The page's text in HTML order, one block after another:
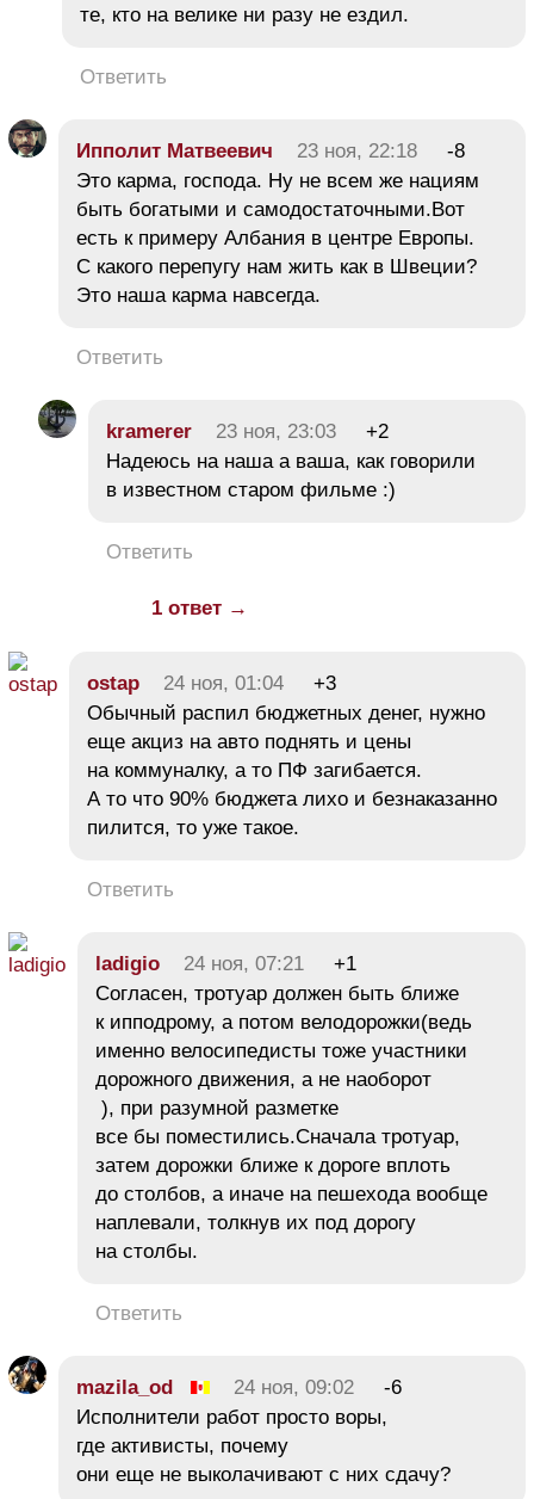
те, кто на велике ни разу не ездил.
Ответить
Ипполит Матвеевич 23 ноя, 22:18
-8
Это карма, господа. Ну не всем же нациям
быть богатыми и самодостаточными.Вот
есть к примеру Албания в центре Европы.
С какого перепугу нам жить как в Швеции?
Это наша карма навсегда.
Ответить
kramerer 23 ноя, 23:03
+2
Надеюсь на наша а ваша, как говорили
в известном старом фильме :)
Ответить
1 ответ →
ostap 24 ноя, 01:04
+3
Обычный распил бюджетных денег, нужно
еще акциз на авто поднять и цены
на коммуналку, а то ПФ загибается.
А то что 90% бюджета лихо и безнаказанно
пилится, то уже такое.
Ответить
ladigio 24 ноя, 07:21
+1
Согласен, тротуар должен быть ближе
к ипподрому, а потом велодорожки(ведь
именно велосипедисты тоже участники
дорожного движения, а не наоборот
), при разумной разметке
все бы поместились.Сначала тротуар,
затем дорожки ближе к дороге вплоть
до столбов, а иначе на пешехода вообще
наплевали, толкнув их под дорогу
на столбы.
Ответить
mazila_od 24 ноя, 09:02
-6
Исполнители работ просто воры,
где активисты, почему
они еще не выколачивают с них сдачу?